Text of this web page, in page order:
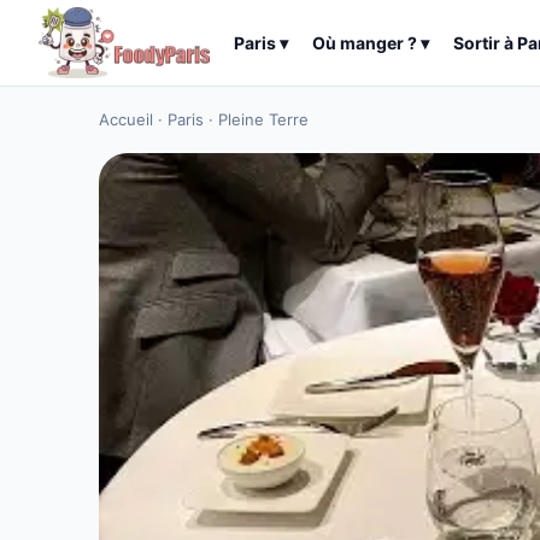
Paris▾ Où manger ?▾ Sortir à
Accueil · Paris · Pleine Terre